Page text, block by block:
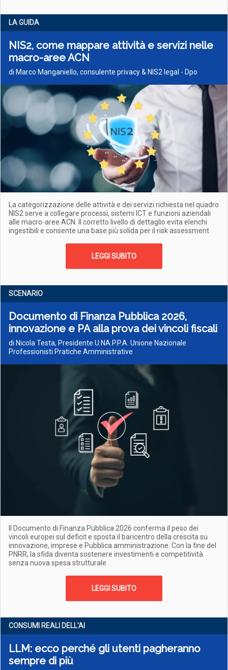
LA GUIDA
NIS2, come mappare attività e servizi nelle
macro-aree ACN
di Marco Manganiello, consulente privacy & NIS2 legal - Dpo
La categorizzazione delle attività e dei servizi richiesta nel quadro
NIS2 serve a collegare processi, sistemi ICT e funzioni aziendali
alle macro-aree ACN. Il corretto livello di dettaglio evita elenchi
ingestibili e consente una base più solida per il risk assessment
LEGGI SUBITO
SCENARIO
Documento di Finanza Pubblica 2026,
innovazione e PA alla prova dei vincoli fiscali
di Nicola Testa, Presidente U.NA.P.P.A. Unione Nazionale
Professionisti Pratiche Amministrative
Il Documento di Finanza Pubblica 2026 conferma il peso dei
vincoli europei sul deficit e sposta il baricentro della crescita su
innovazione, imprese e Pubblica amministrazione. Con la fine del
PNRR, la sfida diventa sostenere investimenti e competitività
senza nuova spesa strutturale
LEGGI SUBITO
CONSUMI REALI DELL'AI
LLM: ecco perché gli utenti pagheranno
sempre di più